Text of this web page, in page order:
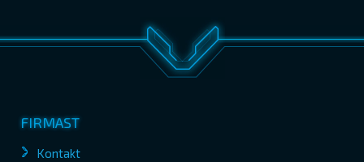
FIRMAST
Kontakt